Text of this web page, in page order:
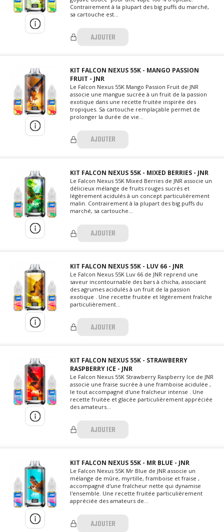
Contrairement à la plupart des big puffs du marché,
sa cartouche est...
AJOUTER
KIT FALCON NEXUS 55K - MANGO PASSION
FRUIT - JNR
Le Falcon Nexus 55K Mango Passion Fruit de JNR
associe une mangue sucrée à un fruit de la passion
exotique dans une recette fruitée inspirée des
tropiques. Sa cartouche remplaçable permet de
prolonger la durée de vie...
AJOUTER
KIT FALCON NEXUS 55K - MIXED BERRIES - JNR
Le Falcon Nexus 55K Mixed Berries de JNR associe un
délicieux mélange de fruits rouges sucrés et
légèrement acidulés à un concept particulièrement
malin. Contrairement à la plupart des big puffs du
marché, sa cartouche...
AJOUTER
KIT FALCON NEXUS 55K - LUV 66 - JNR
Le Falcon Nexus 55K Luv 66 de JNR reprend une
saveur incontournable des bars à chicha, associant
des agrumes acidulés à un fruit de la passion
exotique . Une recette fruitée et légèrement fraîche
particulièrement...
AJOUTER
KIT FALCON NEXUS 55K - STRAWBERRY
RASPBERRY ICE - JNR
Le Falcon Nexus 55K Strawberry Raspberry Ice de JNR
associe une fraise sucrée à une framboise acidulée ,
le tout accompagné d'une fraîcheur intense . Une
recette fruitée et glacée particulièrement appréciée
des amateurs...
AJOUTER
KIT FALCON NEXUS 55K - MR BLUE - JNR
Le Falcon Nexus 55K Mr Blue de JNR associe un
mélange de mûre, myrtille, framboise et fraise ,
accompagné d'une fraîcheur nette qui dynamise
l'ensemble. Une recette fruitée particulièrement
appréciée des amateurs de...
AJOUTER